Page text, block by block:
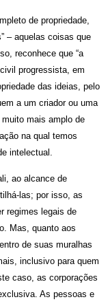
de propriedade,
– aquelas coisas que
reconhece que “a
progressista, em
das ideias, pelo
a um criador ou uma
mais amplo de
na qual temos
intelectual.
ao alcance de
las; por isso, as
regimes legais de
Mas, quanto aos
de suas muralhas
inclusivo para quem
caso, as corporações
As pessoas e